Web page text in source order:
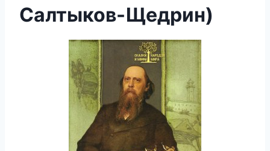
Салтыков-Щедрин)